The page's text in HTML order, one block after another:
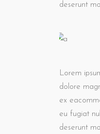
deserunt
Lorem
dolore
ex
eu fugiat
deserunt